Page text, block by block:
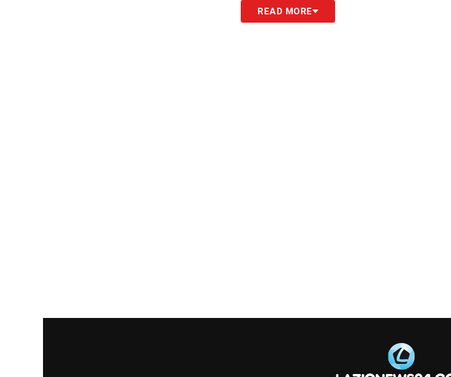
LA PLAYLIST DELLE NOSTRE TOP NEWSREAD MORE